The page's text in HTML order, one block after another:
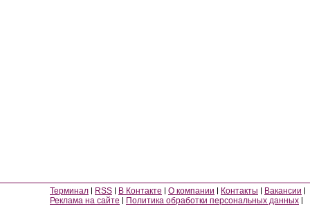
Терминал RSS В Контакте О компании Контакты
Вакансии
Реклама на сайте
Политика обработки персональных данных